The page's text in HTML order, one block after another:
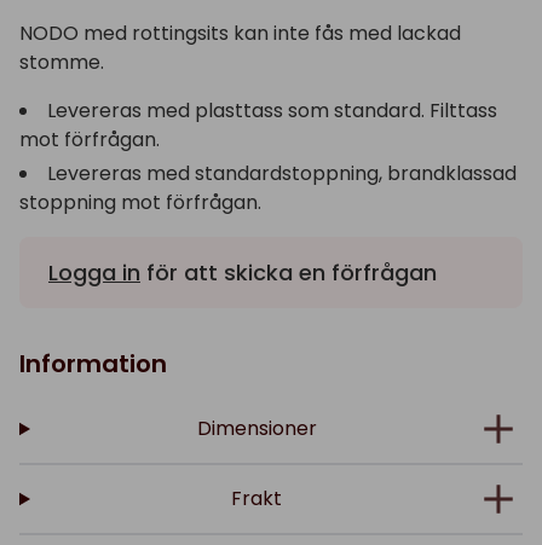
NODO med rottingsits kan inte fås med lackad
stomme.
Levereras med plasttass som standard. Filttass
mot förfrågan.
Levereras med standardstoppning, brandklassad
stoppning mot förfrågan.
Logga in för att skicka en förfrågan
Information
Dimensioner
Frakt